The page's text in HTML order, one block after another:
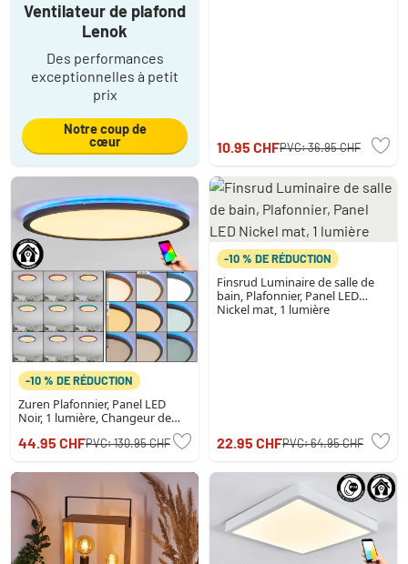
Ventilateur de plafond
Lenok
Des performances
exceptionnelles à petit
prix
Notre coup de
cœur
10.95 CHFPVC:36.95 CHF
-10 % DE RÉDUCTION
Zuren Plafonnier, Panel LED
Noir, 1 lumière, Changeur de
44.95 CHFPVC:130.95 CHF
-10 % DE RÉDUCTION
Finsrud Luminaire de salle de
bain, Plafonnier, Panel LED
Nickel mat, 1 lumière
22.95 CHFPVC:64.95 CHF